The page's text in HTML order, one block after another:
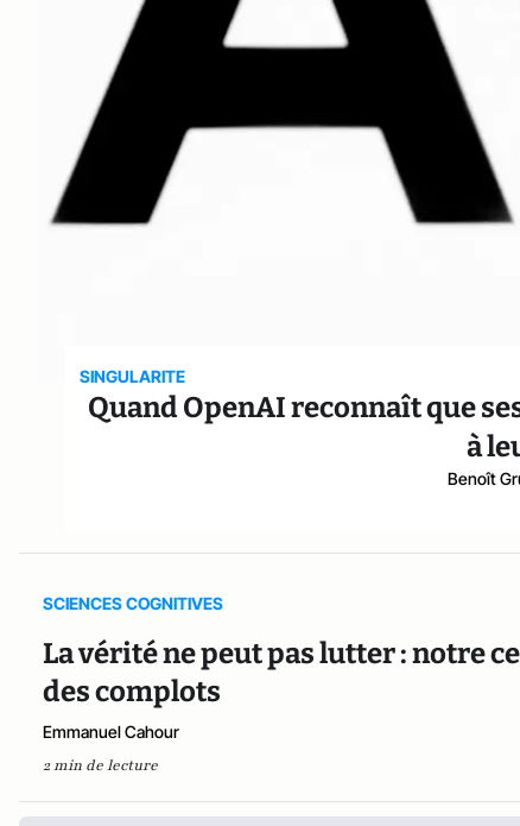
SINGULARITE
Quand OpenAI reconnaît que
à
Benoît
SCIENCES COGNITIVES
La vérité ne peut pas lutter : notre
des complots
Emmanuel Cahour
2 min de lecture